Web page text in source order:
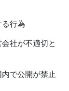
行為
社が不適切と
で公開が禁止